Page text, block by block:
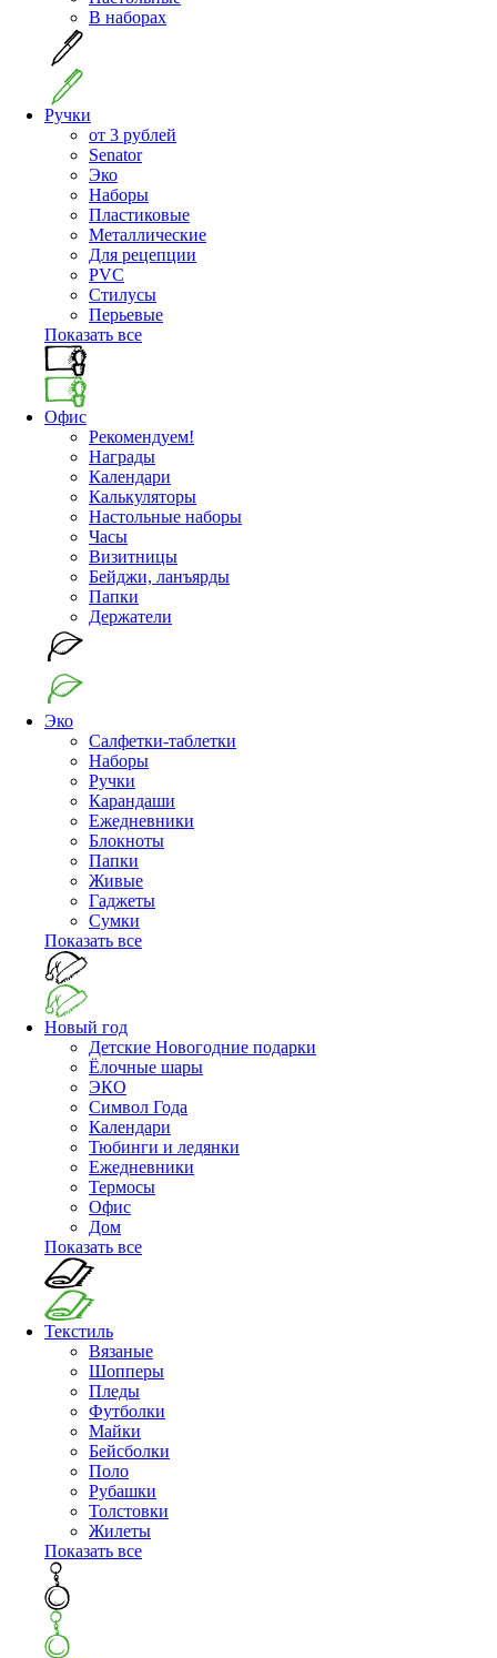
В наборах
Ручки
от 3 рублей
Senator
Эко
Наборы
Пластиковые
Металлические
Для рецепции
PVC
Стилусы
Перьевые
Показать все
Офис
Рекомендуем!
Награды
Календари
Калькуляторы
Настольные наборы
Часы
Визитницы
Бейджи, ланъярды
Папки
Держатели
Эко
Салфетки-таблетки
Наборы
Ручки
Карандаши
Ежедневники
Блокноты
Папки
Живые
Гаджеты
Сумки
Показать все
Новый год
Детские Новогодние подарки
Ёлочные шары
ЭКО
Символ Года
Календари
Тюбинги и ледянки
Ежедневники
Термосы
Офис
Дом
Показать все
Текстиль
Вязаные
Шопперы
Пледы
Футболки
Майки
Бейсболки
Поло
Рубашки
Толстовки
Жилеты
Показать все